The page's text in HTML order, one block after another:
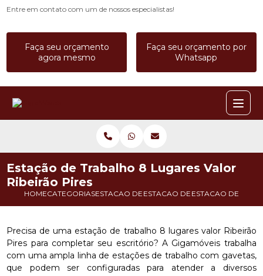
Entre em contato com um de nossos especialistas!
Faça seu orçamento
agora mesmo
Faça seu orçamento por
Whatsapp
HOMECATEGORIASESTACAO DE TRABALHOESTACAO DE TRABALHO COM
ESTACAO DE
Estação de Trabalho 8 Lugares Valor
Ribeirão Pires
Precisa de uma estação de trabalho 8 lugares valor Ribeirão
Pires para completar seu escritório? A Gigamóveis trabalha
com uma ampla linha de estações de trabalho com gavetas,
que podem ser configuradas para atender a diversos